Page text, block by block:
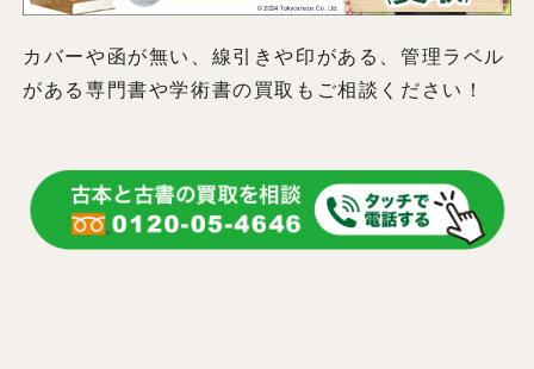
カバーや函が無い、線引きや印がある、管理ラベル
がある専門書や学術書の買取もご相談ください！